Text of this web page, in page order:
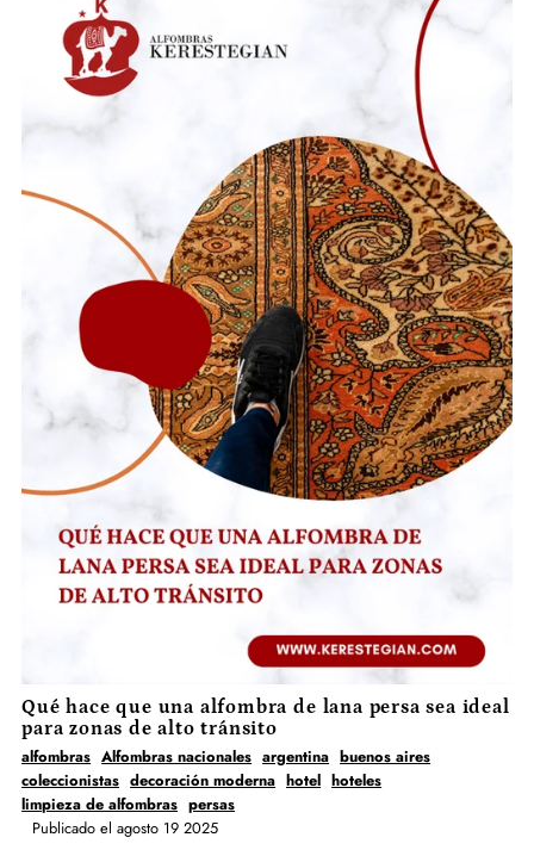
Qué hace que una alfombra de lana persa sea ideal
para zonas de alto tránsito
alfombras Alfombras nacionales argentina buenos aires
coleccionistas decoración moderna hotel hoteles
limpieza de alfombras persas
Publicado el agosto 19 2025